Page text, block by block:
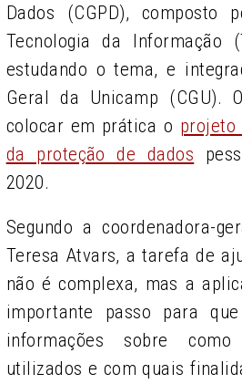
Dados (CGPD), composto
Tecnologia da Informação
estudando o tema, e
Geral da Unicamp (CGU).
colocar em prática o projeto
da proteção de dados
2020.
Segundo a coordenadora-
Teresa Atvars, a tarefa de
não é complexa, mas a
importante passo para
informações sobre
utilizados e com quais